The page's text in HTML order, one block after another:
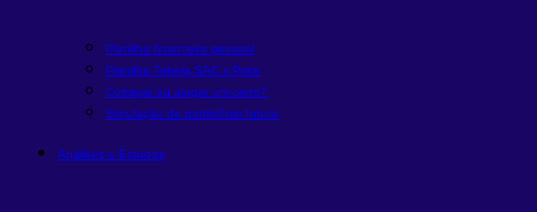
Planilha financeira pessoal
Planilha Tabela SAC x Price
Comprar ou alugar um carro?
Simulação de patrimônio futuro
Análises e Estudos